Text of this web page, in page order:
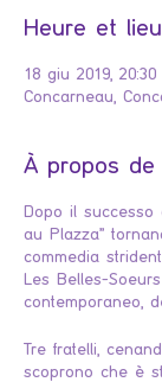
Heure et lieu
18 giu 2019, 20:30
Concarneau,
À propos de
Dopo il successo
au Plazza"
commedia
Les Belles-
contemporaneo,
Tre fratelli,
scoprono che è